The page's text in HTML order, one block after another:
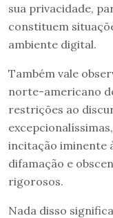
sua privacidade,
constituem
ambiente digital.
Também vale
norte-americano
restrições ao
incitação iminente
difamação e
rigorosos.
Nada disso